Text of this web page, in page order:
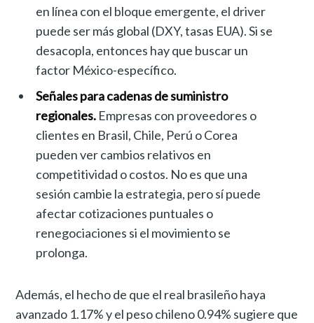
en línea con el bloque emergente, el driver
puede ser más global (DXY, tasas EUA). Si se
desacopla, entonces hay que buscar un
factor México-específico.
Señales para cadenas de suministro
regionales. Empresas con proveedores o
clientes en Brasil, Chile, Perú o Corea
pueden ver cambios relativos en
competitividad o costos. No es que una
sesión cambie la estrategia, pero sí puede
afectar cotizaciones puntuales o
renegociaciones si el movimiento se
prolonga.
Además, el hecho de que el real brasileño haya
avanzado 1.17% y el peso chileno 0.94% sugiere que